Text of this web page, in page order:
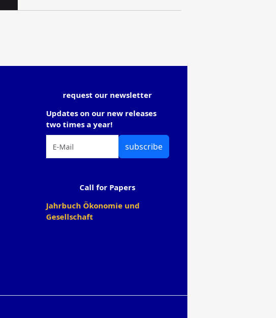
request our newsletter
Updates on our new releases
two times a year!
subscribe
Call for Papers
Jahrbuch Ökonomie und
Gesellschaft